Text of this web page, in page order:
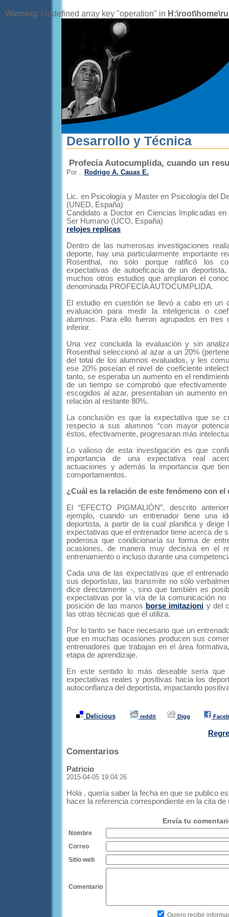
Warning: Undefined array key "operation" in
Desarrollo y Técnica
Profecía Autocumplida, cuando un
Por... Rodrigo A. Cauas E.
Lic. en Psicología y Master en Psicología del
(UNED, España)
Candidato a Doctor en Ciencias Implicadas
Ser Humano (UCO, España)
relojes replicas
Dentro de las numerosas investigaciones
deporte, hay una particularmente importante
Rosenthal, no sólo porque ratificó los
expectativas de autoeficacia de un
muchos otros estudios que ampliaron el
denominada PROFECÍA AUTOCUMPLIDA.
El estudio en cuestión se llevó a cabo en un
evaluación para medir la inteligencia o
alumnos. Para ello fueron agrupados en tres
inferior.
Una vez concluida la evaluación y sin
Rosenthal seleccionó al azar a un 20%
del total de los alumnos evaluados, y les
ese 20% poseían el nivel de coeficiente
tanto, se esperaba un aumento en el
de un tiempo se comprobó que
escogidos al azar, presentaban un aumento
relación al restante 80%.
La conclusión es que la expectativa que se
respecto a sus alumnos “con mayor
éstos, efectivamente, progresaran más
Lo valioso de esta investigación es que
importancia de una expectativa real
actuaciones y además la importancia que
comportamientos.
¿Cuál es la relación de este fenómeno con el
El “EFECTO PIGMALIÓN”, descrito
ejemplo, cuando un entrenador tiene una
deportista, a partir de la cual planifica y dirige
expectativas que el entrenador tiene acerca de
poderosa que condicionaría su forma de
ocasiones, de manera muy decisiva en el
entrenamiento o incluso durante una
Cada una de las expectativas que el
sus deportistas, las transmite no sólo
dice directamente -, sino que también es
expectativas por la vía de la comunicación
posición de las manos borse imitazioni y del
las otras técnicas que él utiliza.
Por lo tanto se hace necesario que un
que en muchas ocasiones producen sus
entrenadores que trabajan en el área
etapa de aprendizaje.
En este sentido lo más deseable sería que
expectativas reales y positivas hacia los
autoconfianza del deportista, impactando
Delicious reddit Digg
Comentarios
Patricio
2015-04-05 19:04:26
Hola , quería saber la fecha en que se publico
hacer la referencia correspondiente en la cita
Envía tu
Nombre
Correo
Sitio web
Comentario
Quiero recibir